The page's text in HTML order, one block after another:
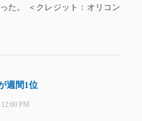
た。 ＜クレジット：オリコン
週間1位
PM